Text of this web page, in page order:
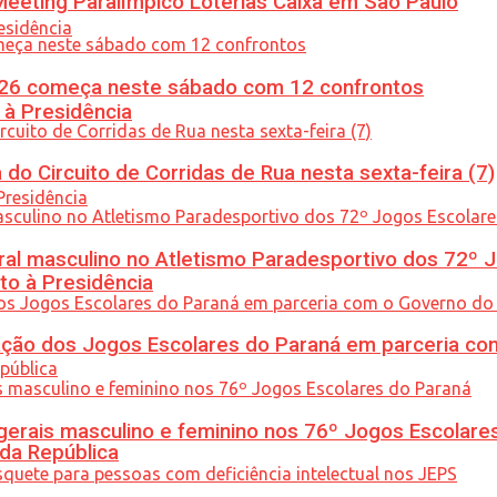
Presidência
à Presidência
República
começa neste sábado com 12 confrontos
Circuito de Corridas de Rua nesta sexta-feira (7)
masculino no Atletismo Paradesportivo dos 72º
dos Jogos Escolares do Paraná em parceria
masculino e feminino nos 76º Jogos